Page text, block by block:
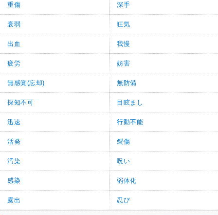
重傷 深手
衰弱 狂気
出血 我慢
疲労 妨害
無感覚(忘却) 無防備
探知不可 目眩まし
迅速 行動不能
活発 裂傷
汚染 呪い
感染 弱体化
露出 忍び